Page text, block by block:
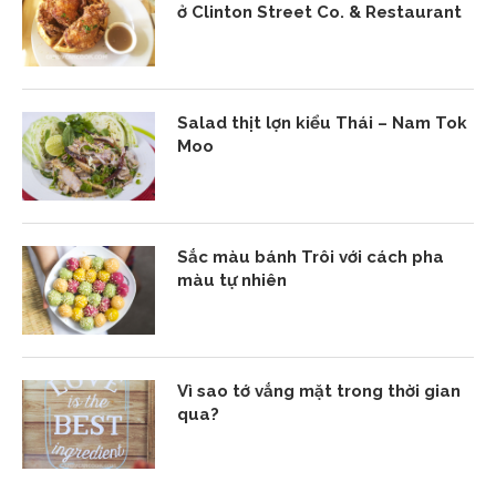
ở Clinton Street Co. & Restaurant
Salad thịt lợn kiểu Thái – Nam Tok
Moo
Sắc màu bánh Trôi với cách pha
màu tự nhiên
Vì sao tớ vắng mặt trong thời gian
qua?